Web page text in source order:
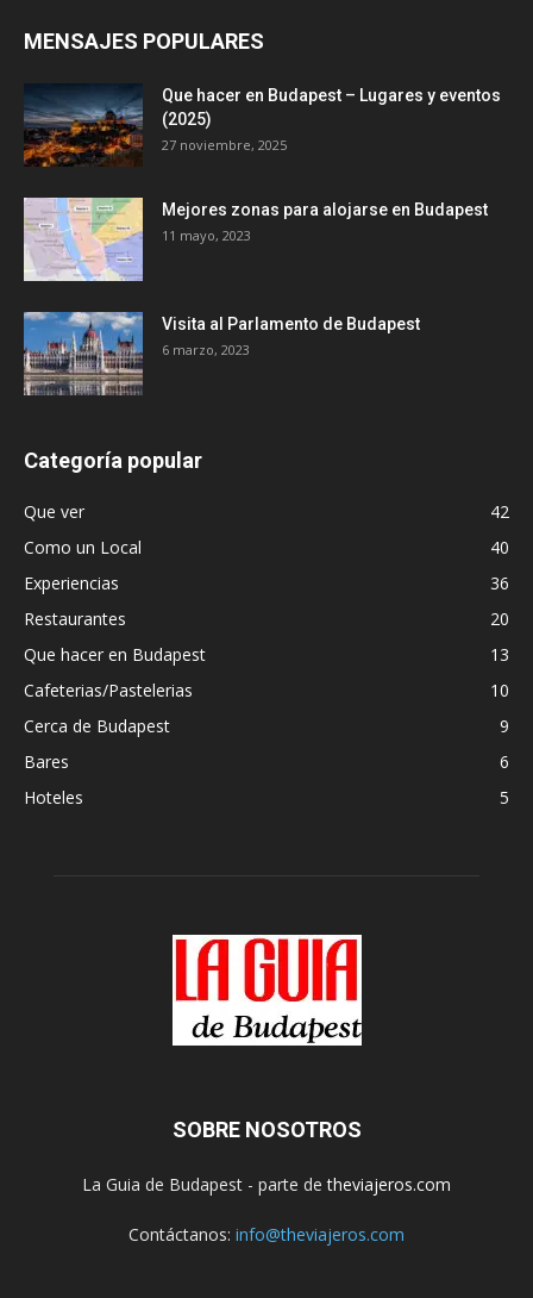
MENSAJES POPULARES
Que hacer en Budapest – Lugares y eventos
(2025)
27 noviembre, 2025
Mejores zonas para alojarse en Budapest
11 mayo, 2023
Visita al Parlamento de Budapest
6 marzo, 2023
Categoría popular
Que ver
42
Como un Local
40
Experiencias
36
Restaurantes
20
Que hacer en Budapest
13
Cafeterias/Pastelerias
10
Cerca de Budapest
9
Bares
6
Hoteles
5
SOBRE NOSOTROS
La Guia de Budapest - parte detheviajeros.com
Contáctanos: info@theviajeros.com